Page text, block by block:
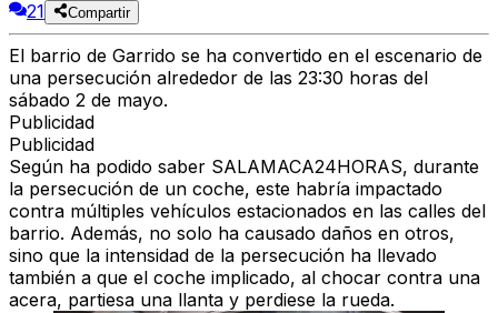
21
Compartir
El barrio de Garrido se ha convertido en el escenario de
una persecución alrededor de las 23:30 horas del
sábado 2 de mayo.
Publicidad
Publicidad
Según ha podido saber SALAMACA24HORAS, durante
la persecución de un coche, este habría impactado
contra múltiples vehículos estacionados en las calles del
barrio. Además, no solo ha causado daños en otros,
sino que la intensidad de la persecución ha llevado
también a que el coche implicado, al chocar contra una
acera, partiesa una llanta y perdiese la rueda.